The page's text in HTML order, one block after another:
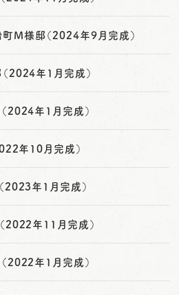
M様邸（2024年9月完成）
2024年1月完成）
2024年1月完成）
年10月完成）
2023年1月完成）
2022年11月完成）
2022年1月完成）